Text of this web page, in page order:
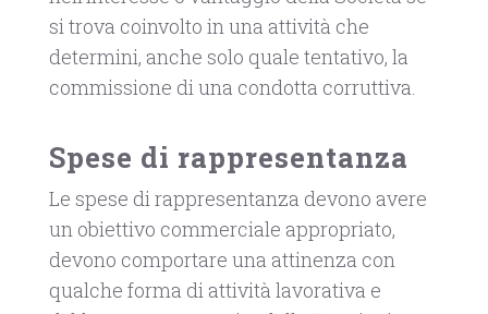
si trova coinvolto in una attività che
determini, anche solo quale tentativo, la
commissione di una condotta corruttiva.
Spese di rappresentanza
Le spese di rappresentanza devono avere
un obiettivo commerciale appropriato,
devono comportare una attinenza con
qualche forma di attività lavorativa e